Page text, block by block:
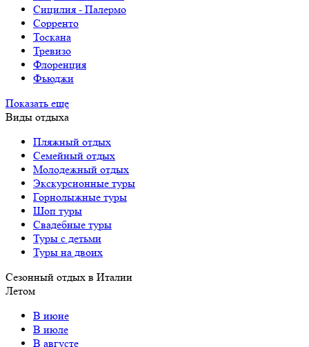
Сицилия - Палермо
Сорренто
Тоскана
Тревизо
Флоренция
Фьюджи
Показать еще
Виды отдыха
Пляжный отдых
Семейный отдых
Молодежный отдых
Экскурсионные туры
Горнолыжные туры
Шоп туры
Свадебные туры
Туры с детьми
Туры на двоих
Сезонный отдых в Италии
Летом
В июне
В июле
В августе